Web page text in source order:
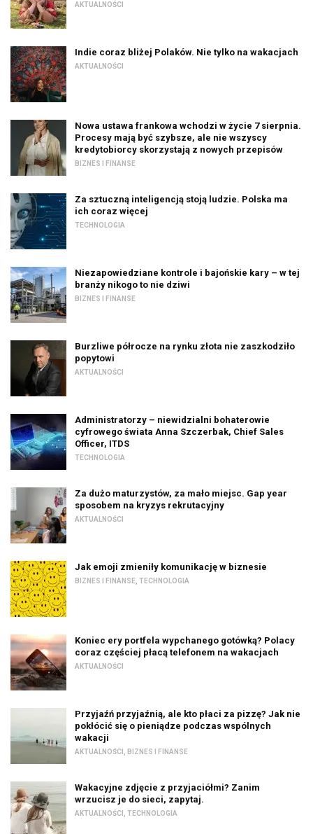
AKTUALNOŚCI
Indie coraz bliżej Polaków. Nie tylko na wakacjach
AKTUALNOŚCI
Nowa ustawa frankowa wchodzi w życie 7 sierpnia.
Procesy mają być szybsze, ale nie wszyscy
kredytobiorcy skorzystają z nowych przepisów
BIZNES I FINANSE
Za sztuczną inteligencją stoją ludzie. Polska ma
ich coraz więcej
TECHNOLOGIA
Niezapowiedziane kontrole i bajońskie kary – w tej
branży nikogo to nie dziwi
BIZNES I FINANSE
Burzliwe półrocze na rynku złota nie zaszkodziło
popytowi
AKTUALNOŚCI
Administratorzy – niewidzialni bohaterowie
cyfrowego świata Anna Szczerbak, Chief Sales
Officer, ITDS
TECHNOLOGIA
Za dużo maturzystów, za mało miejsc. Gap year
sposobem na kryzys rekrutacyjny
AKTUALNOŚCI
Jak emoji zmieniły komunikację w biznesie
BIZNES I FINANSE TECHNOLOGIA
Koniec ery portfela wypchanego gotówką? Polacy
coraz częściej płacą telefonem na wakacjach
AKTUALNOŚCI
Przyjaźń przyjaźnią, ale kto płaci za pizzę? Jak nie
pokłócić się o pieniądze podczas wspólnych
wakacji
AKTUALNOŚCI BIZNES I FINANSE
Wakacyjne zdjęcie z przyjaciółmi? Zanim
wrzucisz je do sieci, zapytaj.
AKTUALNOŚCI TECHNOLOGIA